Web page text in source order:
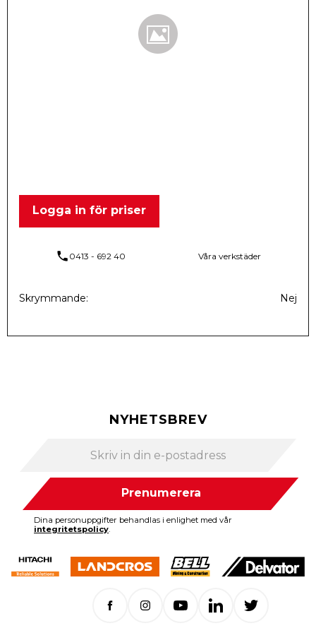
Logga in för priser
phone 0413 - 692 40 Våra verkstäder
Skrymmande Nej
NYHETSBREV
Prenumerera
Dina personuppgifter behandlas i enlighet med vår
integritetspolicy.